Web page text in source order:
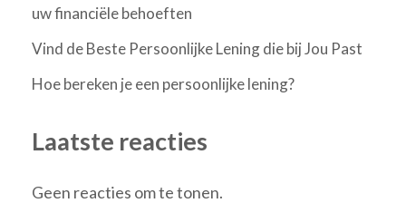
uw financiële behoeften
Vind de Beste Persoonlijke Lening die bij Jou Past
Hoe bereken je een persoonlijke lening?
Laatste reacties
Geen reacties om te tonen.